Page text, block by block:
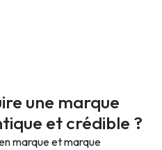
une marque
et crédible ?
marque et marque